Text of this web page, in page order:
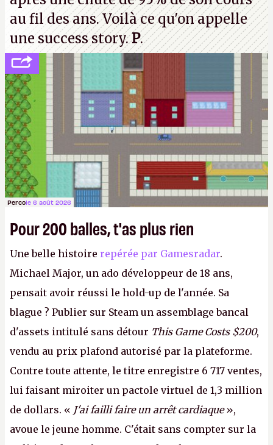
au fil des ans. Voilà ce qu'on appelle
une success story.P.
Percole 6 août 2026
Pour 200 balles, t'as plus rien
Une belle histoire repérée par Gamesradar.
Michael Major, un ado développeur de 18 ans,
pensait avoir réussi le hold-up de l'année. Sa
blague ? Publier sur Steam un assemblage bancal
d'assets intitulé sans détour This Game Costs $200,
vendu au prix plafond autorisé par la plateforme.
Contre toute attente, le titre enregistre 6 717 ventes,
lui faisant miroiter un pactole virtuel de 1,3 million
de dollars. « J'ai failli faire un arrêt cardiaque»,
avoue le jeune homme. C'était sans compter sur la